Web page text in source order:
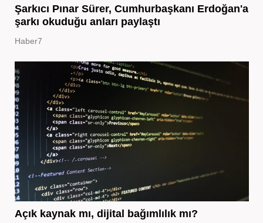
Şarkıcı Pınar Sürer, Cumhurbaşkanı Erdoğan'a
şarkı okuduğu anları paylaştı
Haber7
Açık kaynak mı, dijital bağımlılık mı?